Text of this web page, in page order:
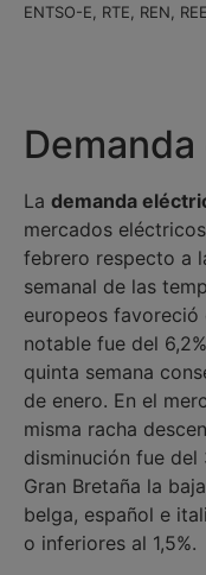
ENTSO-E, RTE, REN,
La demanda
mercados
febrero respecto a
semanal de las
europeos favoreció
notable fue del
quinta semana
de enero. En el
misma racha
disminución fue del
Gran Bretaña la
belga, español e
o inferiores al 1,5%.